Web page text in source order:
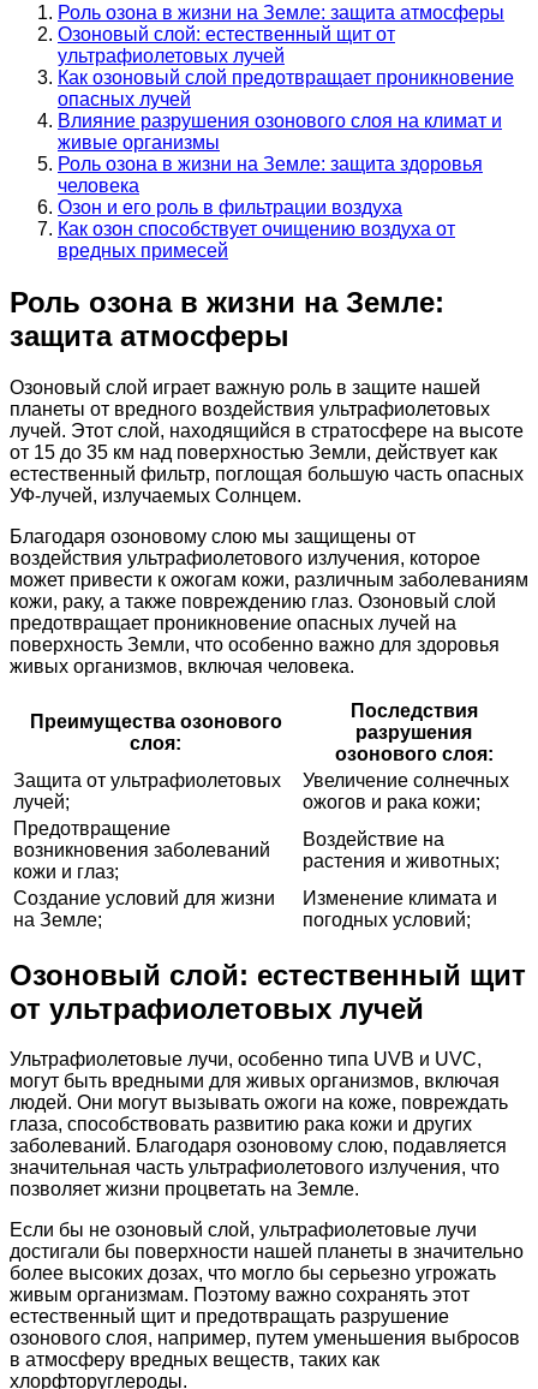
Роль озона в жизни на Земле: защита атмосферы
Озоновый слой: естественный щит от
ультрафиолетовых лучей
Как озоновый слой предотвращает проникновение
опасных лучей
Влияние разрушения озонового слоя на климат и
живые организмы
Роль озона в жизни на Земле: защита здоровья
человека
Озон и его роль в фильтрации воздуха
Как озон способствует очищению воздуха от
вредных примесей
Роль озона в жизни на Земле:
защита атмосферы
Озоновый слой играет важную роль в защите нашей
планеты от вредного воздействия ультрафиолетовых
лучей. Этот слой, находящийся в стратосфере на высоте
от 15 до 35 км над поверхностью Земли, действует как
естественный фильтр, поглощая большую часть опасных
УФ-лучей, излучаемых Солнцем.
Благодаря озоновому слою мы защищены от
воздействия ультрафиолетового излучения, которое
может привести к ожогам кожи, различным заболеваниям
кожи, раку, а также повреждению глаз. Озоновый слой
предотвращает проникновение опасных лучей на
поверхность Земли, что особенно важно для здоровья
живых организмов, включая человека.
Преимущества озонового
слоя:
Последствия
разрушения
озонового слоя:
Защита от ультрафиолетовых
лучей;
Увеличение солнечных
ожогов и рака кожи;
Предотвращение
возникновения заболеваний
кожи и глаз;
Воздействие на
растения и животных;
Создание условий для жизни
на Земле;
Изменение климата и
погодных условий;
Озоновый слой: естественный щит
от ультрафиолетовых лучей
Ультрафиолетовые лучи, особенно типа UVB и UVC,
могут быть вредными для живых организмов, включая
людей. Они могут вызывать ожоги на коже, повреждать
глаза, способствовать развитию рака кожи и других
заболеваний. Благодаря озоновому слою, подавляется
значительная часть ультрафиолетового излучения, что
позволяет жизни процветать на Земле.
Если бы не озоновый слой, ультрафиолетовые лучи
достигали бы поверхности нашей планеты в значительно
более высоких дозах, что могло бы серьезно угрожать
живым организмам. Поэтому важно сохранять этот
естественный щит и предотвращать разрушение
озонового слоя, например, путем уменьшения выбросов
в атмосферу вредных веществ, таких как
хлорфторуглероды.